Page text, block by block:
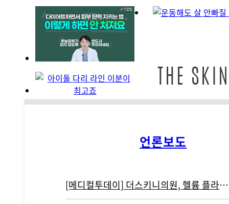
언론보도
[메디컬투데이] 더스키니의원, 헬륨 플라즈마 기반 리뉴비온 도입